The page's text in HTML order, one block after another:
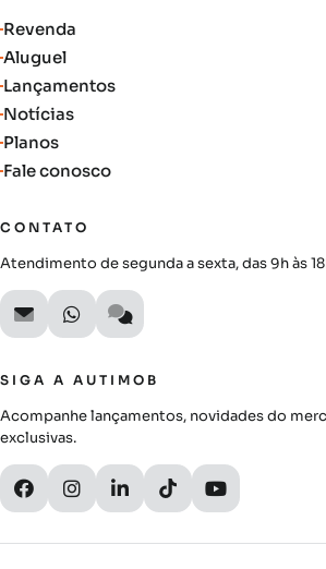
Revenda
Aluguel
Lançamentos
Notícias
Planos
Fale conosco
CONTATO
Atendimento de segunda a sexta, das 9h às
SIGA A AUTIMOB
Acompanhe lançamentos, novidades do
exclusivas.